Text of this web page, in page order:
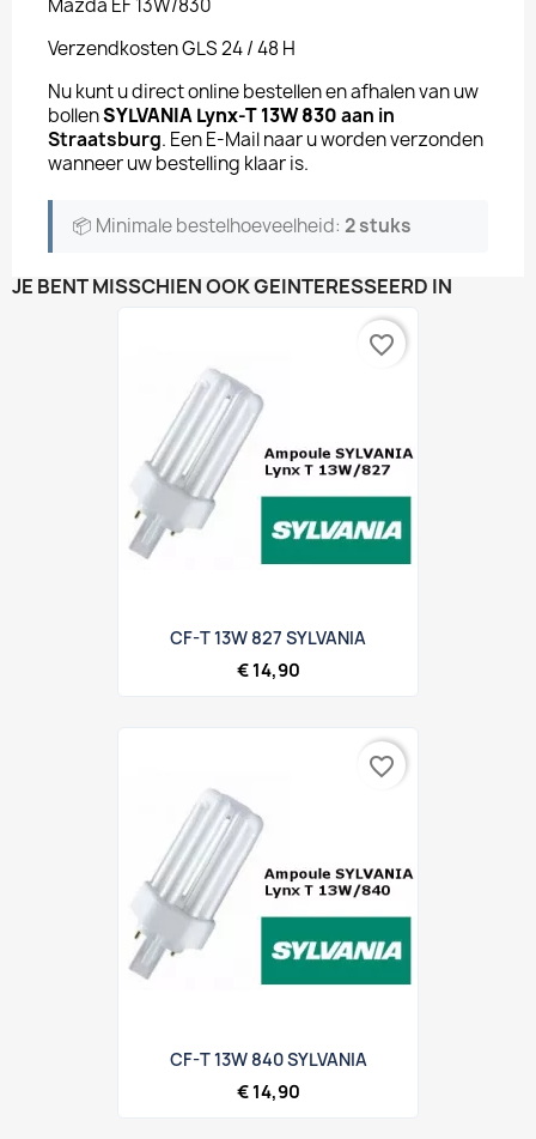
Mazda EF 13W/830
Verzendkosten GLS 24 / 48 H
Nu kunt u direct online bestellen en afhalen van uw
bollenSYLVANIA Lynx-T 13W 830aan in
Straatsburg. Een E-Mail naar u worden verzonden
wanneer uw bestelling klaar is.
📦 Minimale bestelhoeveelheid: 2 stuks
JE BENT MISSCHIEN OOK GEÏNTERESSEERD IN
CF-T 13W 827 SYLVANIA
€ 14,90
favorite_border
CF-T 13W 840 SYLVANIA
€ 14,90
favorite_border